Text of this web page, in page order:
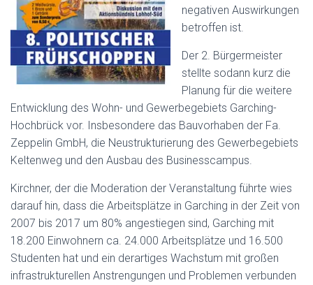
negativen Auswirkungen
betroffen ist.
Der 2. Bürgermeister
stellte sodann kurz die
Planung für die weitere
Entwicklung des Wohn- und Gewerbegebiets Garching-
Hochbrück vor. Insbesondere das Bauvorhaben der Fa.
Zeppelin GmbH, die Neustrukturierung des Gewerbegebiets
Keltenweg und den Ausbau des Businesscampus.
Kirchner, der die Moderation der Veranstaltung führte wies
darauf hin, dass die Arbeitsplätze in Garching in der Zeit von
2007 bis 2017 um 80% angestiegen sind, Garching mit
18.200 Einwohnern ca. 24.000 Arbeitsplätze und 16.500
Studenten hat und ein derartiges Wachstum mit großen
infrastrukturellen Anstrengungen und Problemen verbunden